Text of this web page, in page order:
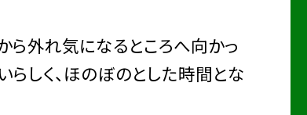
ら外れ気になるところへ向かっ
しく、ほのぼのとした時間とな